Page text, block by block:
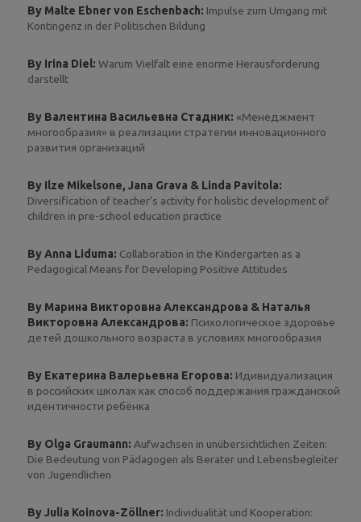
By Malte Ebner von Eschenbach: Impulse zum Umgang mit
Kontingenz in der Politischen Bildung
By Irina Diel: Warum Vielfalt eine enorme Herausforderung
darstellt
By Валентина Васильевна Стадник: «Менеджмент
многообразия» в реализации стратегии инновационного
развития организаций
By Ilze Mikelsone, Jana Grava & Linda Pavitola:
Diversification of teacher’s activity for holistic development of
children in pre-school education practice
By Anna Liduma: Collaboration in the Kindergarten as a
Pedagogical Means for Developing Positive Attitudes
By Марина Викторовна Александрова & Наталья
Викторовна Александрова: Психологическое здоровье
детей дошкольного возраста в условиях многообразия
By Екатерина Валерьевна Егорова: Идивидуализация
в российских школах как способ поддержания гражданской
идентичности ребёнка
By Olga Graumann: Aufwachsen in unübersichtlichen Zeiten:
Die Bedeutung von Pädagogen als Berater und Lebensbegleiter
von Jugendlichen
By Julia Koinova-Zöllner: Individualität und Kooperation: